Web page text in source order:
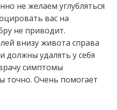
не желаем углубляться
вас на
не приводит.
внизу живота справа
должны удалять у себя
симптомы
точно. Очень помогает